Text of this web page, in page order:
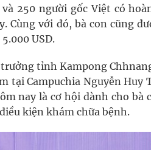
250 người gốc Việt có
Cùng với đó, bà con cũng
USD.
tỉnh Kampong
tại Campuchia Nguyễn Huy
nay là cơ hội dành cho bà
kiện khám chữa bệnh.